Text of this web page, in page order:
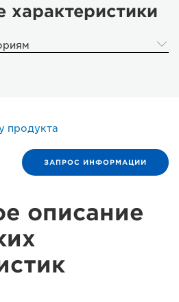
Многофункциональные принтеры - Принтеры «Все в одном»
характеристики
продукта
ЗАПРОС ИНФОРМАЦИИ
описание